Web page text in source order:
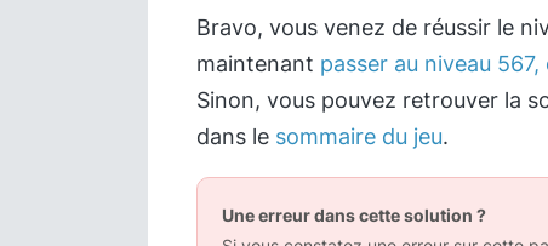
Bravo, vous venez de réussir le
maintenant passer au niveau
Sinon, vous pouvez retrouver la
dans le sommaire du jeu.
Une erreur dans cette solution ?